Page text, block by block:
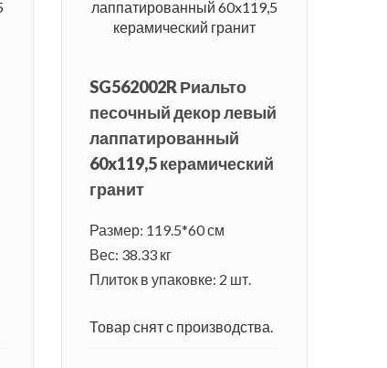
SG562002R Риальто
песочный декор левый
лаппатированный
60x119,5 керамический
гранит
Размер: 119.5*60 см
Вес: 38.33 кг
Плиток в упаковке: 2 шт.
Товар снят с производства.